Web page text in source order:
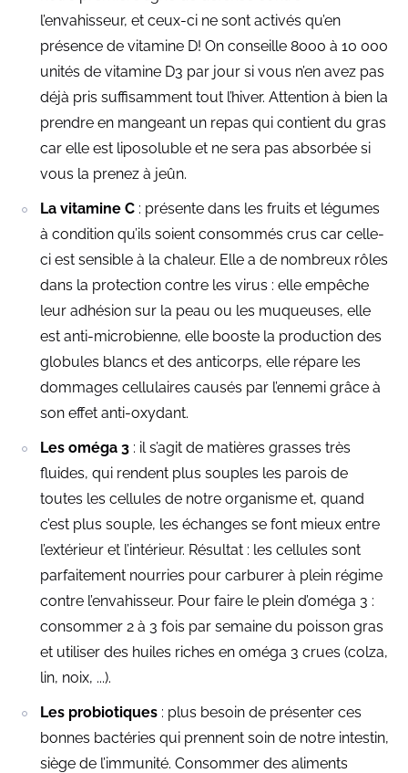
l’envahisseur, et ceux-ci ne sont activés qu’en
présence de vitamine D! On conseille 8000 à 10 000
unités de vitamine D3 par jour si vous n’en avez pas
déjà pris suffisamment tout l’hiver. Attention à bien la
prendre en mangeant un repas qui contient du gras
car elle est liposoluble et ne sera pas absorbée si
vous la prenez à jeûn.
La vitamine C : présente dans les fruits et légumes
à condition qu’ils soient consommés crus car celle-
ci est sensible à la chaleur. Elle a de nombreux rôles
dans la protection contre les virus : elle empêche
leur adhésion sur la peau ou les muqueuses, elle
est anti-microbienne, elle booste la production des
globules blancs et des anticorps, elle répare les
dommages cellulaires causés par l’ennemi grâce à
son effet anti-oxydant.
Les oméga 3 : il s’agit de matières grasses très
fluides, qui rendent plus souples les parois de
toutes les cellules de notre organisme et, quand
c’est plus souple, les échanges se font mieux entre
l’extérieur et l’intérieur. Résultat : les cellules sont
parfaitement nourries pour carburer à plein régime
contre l’envahisseur. Pour faire le plein d’oméga 3 :
consommer 2 à 3 fois par semaine du poisson gras
et utiliser des huiles riches en oméga 3 crues (colza,
lin, noix, ...).
Les probiotiques : plus besoin de présenter ces
bonnes bactéries qui prennent soin de notre intestin,
siège de l’immunité. Consommer des aliments